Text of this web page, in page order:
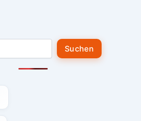
Suchen